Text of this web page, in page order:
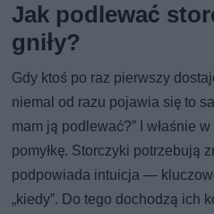
Jak podlewać
gniły?
Gdy ktoś po raz pierwszy
niemal od razu pojawia się to
mam ją podlewać?” I właśnie
pomyłkę. Storczyki potrzebują
podpowiada intuicja —
„kiedy”. Do tego dochodzą ich